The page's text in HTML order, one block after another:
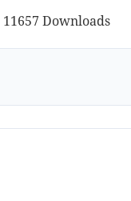
11657 Downloads